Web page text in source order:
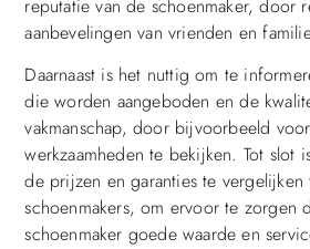
reputatie van de schoenmaker, door
aanbevelingen van vrienden en
Daarnaast is het nuttig om te
die worden aangeboden en de
vakmanschap, door bijvoorbeeld
werkzaamheden te bekijken. Tot slot
de prijzen en garanties te vergelijken
schoenmakers, om ervoor te zorgen
schoenmaker goede waarde en